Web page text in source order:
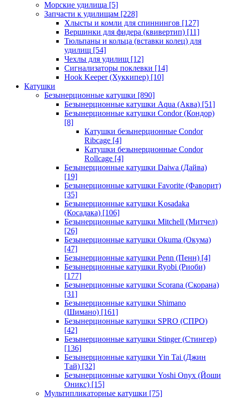
Морские удилища [5]
Запчасти к удилищам [228]
Хлысты и комли для спиннингов [127]
Вершинки для фидера (квивертип) [11]
Тюльпаны и кольца (вставки колец) для
удилищ [54]
Чехлы для удилищ [12]
Сигнализаторы поклевки [14]
Hook Keeper (Хуккипер) [10]
Катушки
Безынерционные катушки [890]
Безынерционные катушки Aqua (Аква) [51]
Безынерционные катушки Condor (Кондор)
[8]
Катушки безынерционные Condor
Ribcage [4]
Катушки безынерционные Condor
Rollcage [4]
Безынерционные катушки Daiwa (Дайва)
[19]
Безынерционные катушки Favorite (Фаворит)
[35]
Безынерционные катушки Kosadaka
(Косадака) [106]
Безынерционные катушки Mitchell (Митчел)
[26]
Безынерционные катушки Okuma (Окума)
[47]
Безынерционные катушки Penn (Пенн) [4]
Безынерционные катушки Ryobi (Риоби)
[177]
Безынерционные катушки Scorana (Скорана)
[31]
Безынерционные катушки Shimano
(Шимано) [161]
Безынерционные катушки SPRO (СПРО)
[42]
Безынерционные катушки Stinger (Стингер)
[136]
Безынерционные катушки Yin Tai (Джин
Тай) [32]
Безынерционные катушки Yoshi Onyx (Йоши
Оникс) [15]
Мультипликаторные катушки [75]